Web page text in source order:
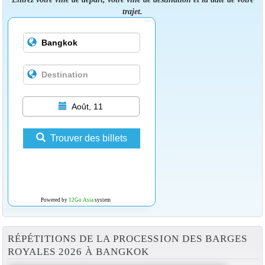
trajet.
Août, 11
Trouver des billets
Powered by 12Go Asiasystem
RÉPÉTITIONS DE LA PROCESSION DES BARGES
ROYALES 2026 À BANGKOK